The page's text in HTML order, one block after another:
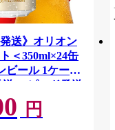
送》オリオン
＜350ml×24缶
ビール 1ケース
スピード発送
県 八重瀬町
】
円